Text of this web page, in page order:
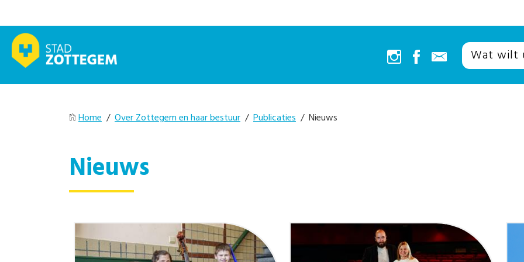
Home / Over Zottegem en haar bestuur / Publicaties / Nieuws
Nieuws